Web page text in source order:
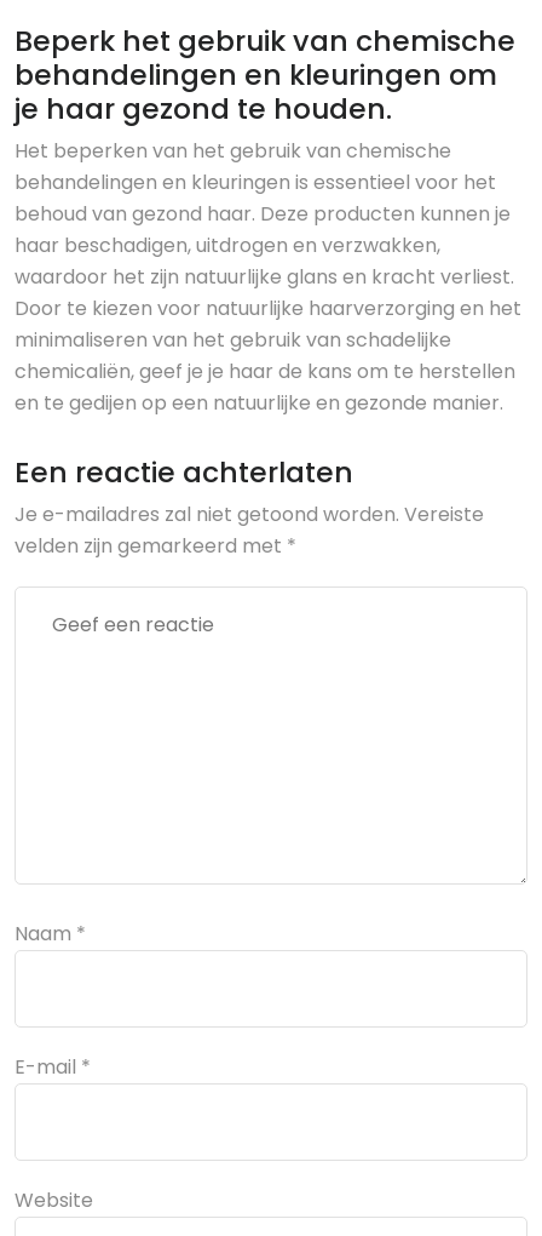
Beperk het gebruik van chemische
behandelingen en kleuringen om
je haar gezond te houden.
Het beperken van het gebruik van chemische
behandelingen en kleuringen is essentieel voor het
behoud van gezond haar. Deze producten kunnen je
haar beschadigen, uitdrogen en verzwakken,
waardoor het zijn natuurlijke glans en kracht verliest.
Door te kiezen voor natuurlijke haarverzorging en het
minimaliseren van het gebruik van schadelijke
chemicaliën, geef je je haar de kans om te herstellen
en te gedijen op een natuurlijke en gezonde manier.
Een reactie achterlaten
Je e-mailadres zal niet getoond worden. Vereiste
velden zijn gemarkeerd met *
Naam *
E-mail *
Website